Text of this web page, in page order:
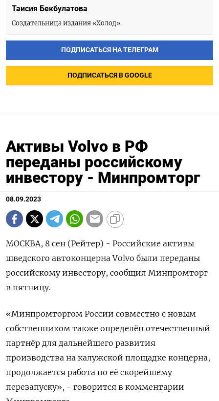
Таисия Бекбулатова
Создательница издания «Холод».
ПОДПИСАТЬСЯ НА ТЕЛЕГРАМ
ПОДПИСАТЬСЯ В GOOGLE
Активы Volvo в РФ
переданы российскому
инвестору - Минпромторг
08.09.2023
МОСКВА, 8 сен (Рейтер) - Российские активы
шведского автоконцерна Volvo были переданы
российскому инвестору, сообщил Минпромторг
в пятницу.
«Минпромторгом России совместно с новым
собственником также определён отечественный
партнёр для дальнейшего развития
производства на калужской площадке концерна,
продолжается работа по её скорейшему
перезапуску», - говорится в комментарии